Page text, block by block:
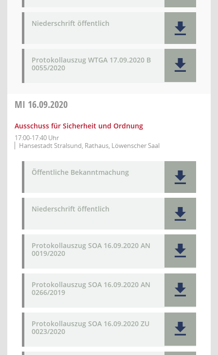
Niederschrift öffentlich
Protokollauszug WTGA 17.09.2020 B
0055/2020
MI 16.09.2020
Ausschuss für Sicherheit und Ordnung
17:00-17:40 Uhr
Hansestadt Stralsund, Rathaus, Löwenscher Saal
Öffentliche Bekanntmachung
Niederschrift öffentlich
Protokollauszug SOA 16.09.2020 AN
0019/2020
Protokollauszug SOA 16.09.2020 AN
0266/2019
Protokollauszug SOA 16.09.2020 ZU
0023/2020